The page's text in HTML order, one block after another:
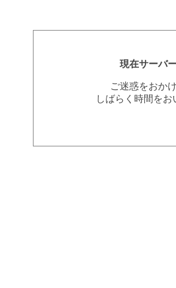
現在サーバ
ご迷惑をおか
しばらく時間を